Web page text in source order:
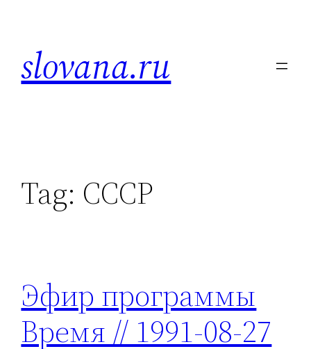
content
slovana.ru
Tag: СССР
Эфир программы
Время // 1991-08-27